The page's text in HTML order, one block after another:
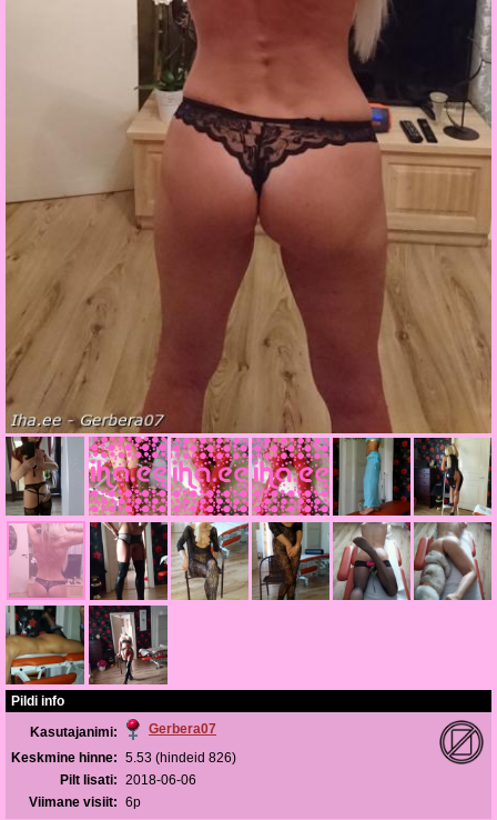
Pildi info
Kasutajanimi:
Gerbera07
Keskmine hinne: 5.53 (hindeid 826)
Pilt lisati: 2018-06-06
Viimane visiit: 6p